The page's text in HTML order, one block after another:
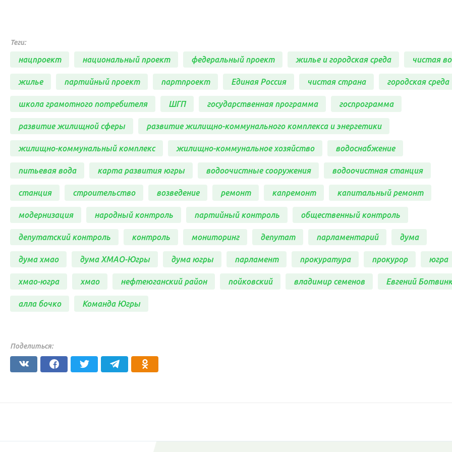
Теги:
нацпроект национальный проект федеральный проект жилье и городская среда чистая
жилье партийный проект партпроект Единая Россия чистая страна городская среда
школа грамотного потребителя ШГП государственная программа госпрограмма
развитие жилищной сферы развитие жилищно-коммунального комплекса и энергетики
жилищно-коммунальный комплекс жилищно-коммунальное хозяйство водоснабжение
питьевая вода карта развития югры водоочистные сооружения водоочистная станция
станция строительство возведение ремонт капремонт капитальный ремонт
модернизация народный контроль партийный контроль общественный контроль
депутатский контроль контроль мониторинг депутат парламентарий дума
дума хмао дума ХМАО-Югры дума югры парламент прокуратура прокурор югра
хмао-югра хмао нефтеюганский район пойковский владимир семенов Евгений
алла бочко Команда Югры
Поделиться: